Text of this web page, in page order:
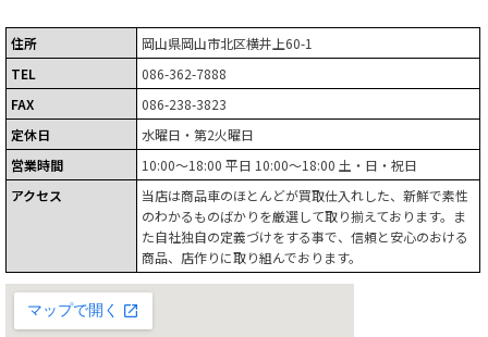
住所
岡山県岡山市北区横井上60-1
TEL
086-362-7888
FAX
086-238-3823
定休日
水曜日・第2火曜日
営業時間
10:00～18:00 平日 10:00～18:00 土・日・祝日
アクセス
当店は商品車のほとんどが買取仕入れした、新鮮で素性
のわかるものばかりを厳選して取り揃えております。ま
た自社独自の定義づけをする事で、信頼と安心のおける
商品、店作りに取り組んでおります。